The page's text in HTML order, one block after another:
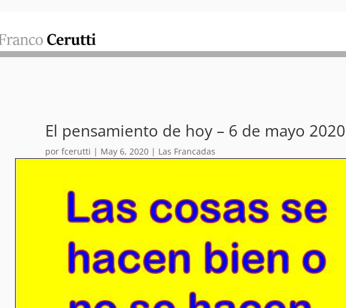
El pensamiento de hoy – 6 de mayo 2020
porfcerutti | May 6, 2020 | Las Francadas